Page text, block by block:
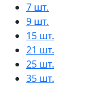
7 шт.
9 шт.
15 шт.
21 шт.
25 шт.
35 шт.